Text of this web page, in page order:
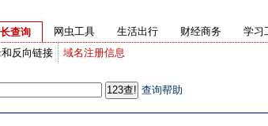
查询
反向链接
域名注册信息
网虫工具 生活出行 财经商务 学习
查询帮助